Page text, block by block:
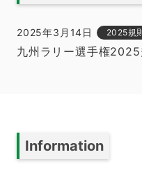
2025年3月14日 2025規
九州ラリー選手権
Information